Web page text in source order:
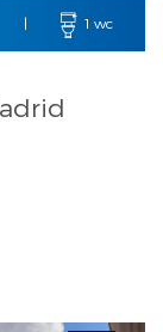
| 1 wc